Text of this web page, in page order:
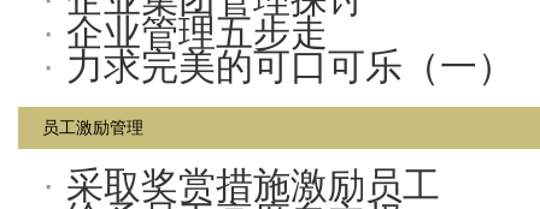
· 企业管理五步走
· 力求完美的可口可乐（一）
员工激励管理
· 采取奖赏措施激励员工